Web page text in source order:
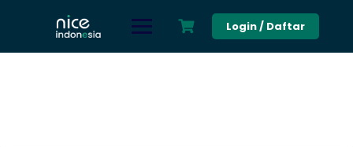
Login / Daftar